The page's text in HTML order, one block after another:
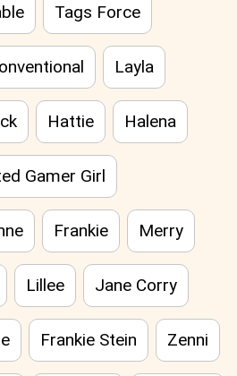
Tags Force
Layla
Hattie Halena
Gamer Girl
Frankie Merry
Lillee Jane Corry
Frankie Stein Zenni